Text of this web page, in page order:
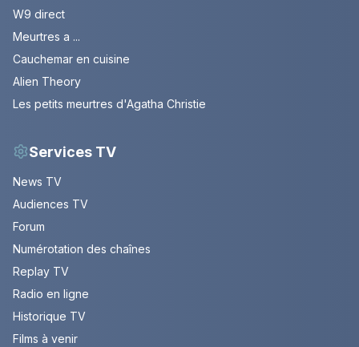
W9 direct
Meurtres a ...
Cauchemar en cuisine
Alien Theory
Les petits meurtres d'Agatha Christie
Services TV
News TV
Audiences TV
Forum
Numérotation des chaînes
Replay TV
Radio en ligne
Historique TV
Films à venir